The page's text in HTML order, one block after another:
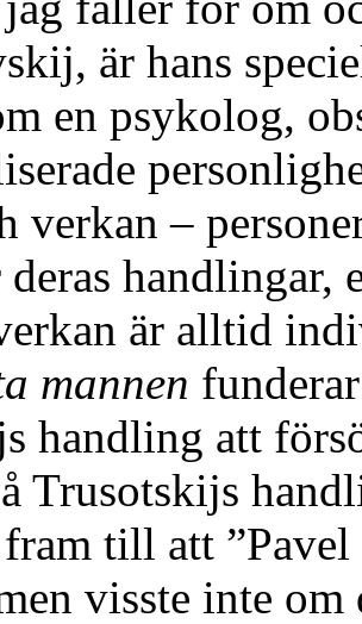
är hans
en psykolog,
verkan –
deras handlingar,
är alltid
mannen
handling att
Trusotskijs
till att
visste inte om